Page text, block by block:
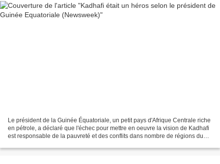
Le président de la Guinée Équatoriale, un petit pays d'Afrique Centrale riche
en pétrole, a déclaré que l'échec pour mettre en oeuvre la vision de Kadhafi
est responsable de la pauvreté et des conflits dans nombre de régions du